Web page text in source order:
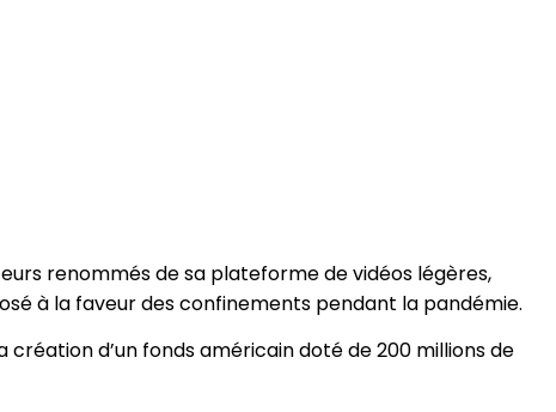
renommés de sa plateforme de vidéos légères,
à la faveur des confinements pendant la pandémie.
d’un fonds américain doté de 200 millions de